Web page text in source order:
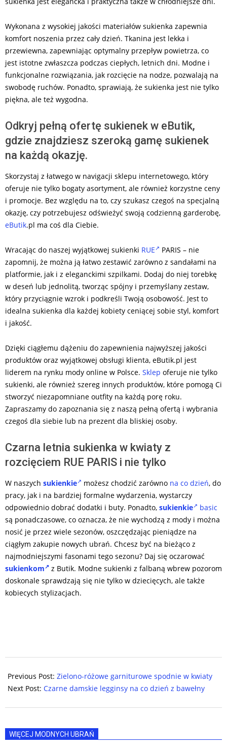
Wykonana z wysokiej jakości materiałów sukienka zapewnia
komfort noszenia przez cały dzień. Tkanina jest lekka i
przewiewna, zapewniając optymalny przepływ powietrza, co
jest istotne zwłaszcza podczas ciepłych, letnich dni. Modne i
funkcjonalne rozwiązania, jak rozcięcie na nodze, pozwalają na
swobodę ruchów. Ponadto, sprawiają, że sukienka jest nie tylko
piękna, ale też wygodna.
Odkryj pełną ofertę sukienek w eButik,
gdzie znajdziesz szeroką gamę sukienek
na każdą okazję.
Skorzystaj z łatwego w navigacji sklepu internetowego, który
oferuje nie tylko bogaty asortyment, ale również korzystne ceny
i promocje. Bez względu na to, czy szukasz czegoś na specjalną
okazję, czy potrzebujesz odświeżyć swoją codzienną garderobę,
eButik.pl ma coś dla Ciebie.
Wracając do naszej wyjątkowej sukienki RUE
PARIS – nie
zapomnij, że można ją łatwo zestawić zarówno z sandałami na
platformie, jak i z eleganckimi szpilkami. Dodaj do niej torebkę
w deseń lub jednolitą, tworząc spójny i przemyślany zestaw,
który przyciągnie wzrok i podkreśli Twoją osobowość. Jest to
idealna sukienka dla każdej kobiety ceniącej sobie styl, komfort
i jakość.
Dzięki ciągłemu dążeniu do zapewnienia najwyższej jakości
produktów oraz wyjątkowej obsługi klienta, eButik.pl jest
liderem na rynku mody online w Polsce. Sklep oferuje nie tylko
sukienki, ale również szereg innych produktów, które pomogą Ci
stworzyć niezapomniane outfity na każdą porę roku.
Zapraszamy do zapoznania się z naszą pełną ofertą i wybrania
czegoś dla siebie lub na prezent dla bliskiej osoby.
Czarna letnia sukienka w kwiaty z
rozcięciem RUE PARIS i nie tylko
W naszych sukienkie możesz chodzić zarówno na co dzień, do
pracy, jak i na bardziej formalne wydarzenia, wystarczy
odpowiednio dobrać dodatki i buty. Ponadto, sukienkie
basic
są ponadczasowe, co oznacza, że nie wychodzą z mody i można
nosić je przez wiele sezonów, oszczędzając pieniądze na
ciągłym zakupie nowych ubrań. Chcesz być na bieżąco z
najmodniejszymi fasonami tego sezonu? Daj się oczarować
sukienkom
z Butik. Modne sukienki z falbaną wbrew pozorom
doskonale sprawdzają się nie tylko w dziecięcych, ale także
kobiecych stylizacjach.
08-
18
Previous Post: Zielono-różowe garniturowe spodnie w kwiaty
Next Post: Czarne damskie legginsy na co dzień z bawełny
WIĘCEJ MODNYCH UBRAŃ